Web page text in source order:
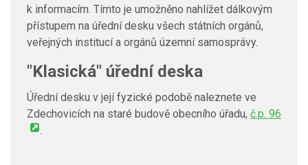
k informacím. Tímto je umožněno nahlížet dálkovým
přístupem na úřední desku všech státních orgánů,
veřejných institucí a orgánů územní samosprávy.
"Klasická" úřední deska
Úřední desku v její fyzické podobě naleznete ve
Zdechovicích na staré budově obecního úřadu, č.p. 96
.